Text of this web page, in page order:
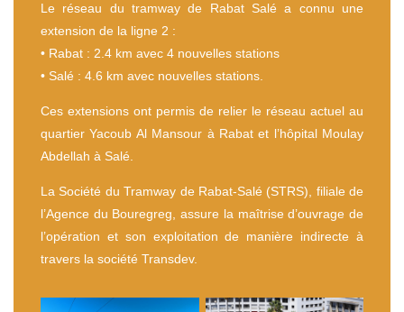
Le réseau du tramway de Rabat Salé a connu une
extension de la ligne 2 :
• Rabat : 2.4 km avec 4 nouvelles stations
• Salé : 4.6 km avec nouvelles stations.
Ces extensions ont permis de relier le réseau actuel au
quartier Yacoub Al Mansour à Rabat et l’hôpital Moulay
Abdellah à Salé.
La Société du Tramway de Rabat-Salé (STRS), filiale de
l’Agence du Bouregreg, assure la maîtrise d’ouvrage de
l’opération et son exploitation de manière indirecte à
travers la société Transdev.